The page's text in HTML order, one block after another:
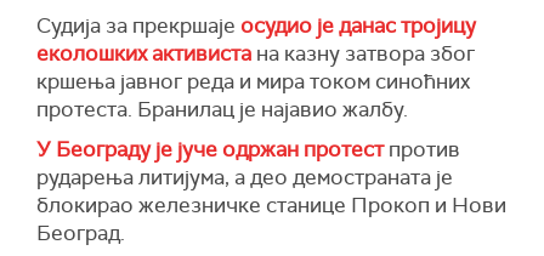
Судија за прекршаје осудио је данас тројицу
еколошких активиста на казну затвора због
кршења јавног реда и мира током синоћних
протеста. Бранилац је најавио жалбу.
У Београду је јуче одржан протестпротив
рударења литијума, а део демостраната је
блокирао железничке станице Прокоп и Нови
Београд.